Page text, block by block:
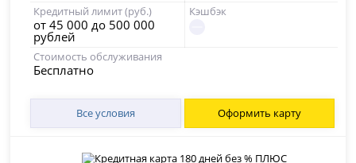
Кредитный лимит (руб.)
от 45 000 до 500 000
рублей
Кэшбэк
Стоимость обслуживания
Бесплатно
Все условия Оформить карту